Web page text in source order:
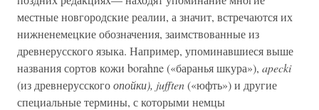
местные новгородские реалии, а значит, встречаются их
нижненемецкие обозначения, заимствованные из
древнерусского языка. Например, упоминавшиеся выше
названия сортов кожи borahne («баранья шкура»), apecki
(из древнерусскогоопойки), jufften(«юфть») и другие
специальные термины, с которыми немцы